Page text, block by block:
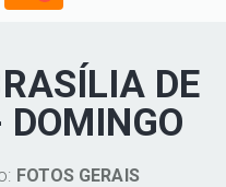
DE
FOTOS GERAIS